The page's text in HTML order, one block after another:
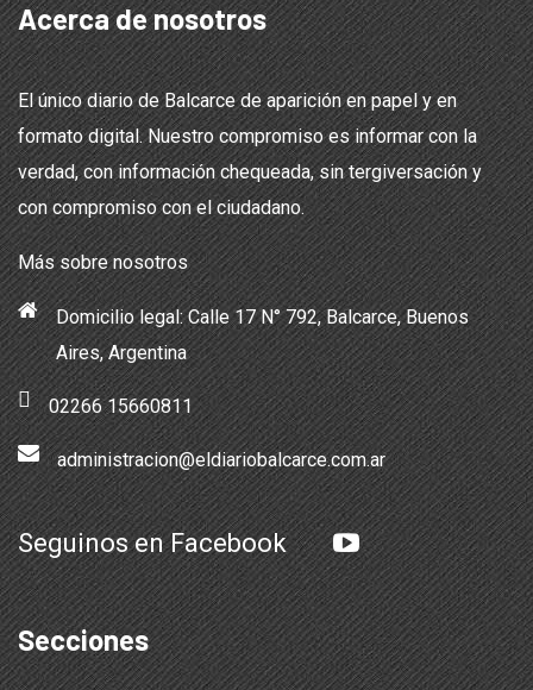
Acerca de nosotros
El único diario de Balcarce de aparición en papel y en
formato digital. Nuestro compromiso es informar con la
verdad, con información chequeada, sin tergiversación y
con compromiso con el ciudadano.
Más sobre nosotros
Domicilio legal: Calle 17 N° 792, Balcarce, Buenos
Aires, Argentina
02266 15660811
administracion@eldiariobalcarce.com.ar
Seguinos en Facebook
Secciones